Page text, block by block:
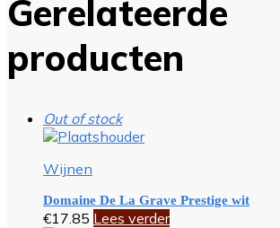
Gerelateerde
producten
Out of stock
Wijnen
Domaine De La Grave Prestige wit
€17.85 Lees verder